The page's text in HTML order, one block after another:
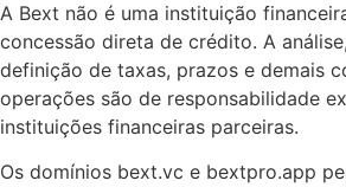
A Bext não é uma instituição
concessão direta de crédito. A
definição de taxas, prazos e demais
operações são de responsabilidade
instituições financeiras parceiras.
Os domínios bext.vc e bextpro.app